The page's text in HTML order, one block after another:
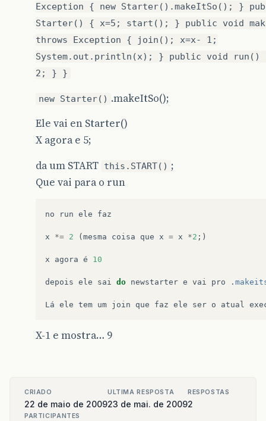
Exception { new Starter().makeItSo(); }
Starter() { x=5; start(); } public void
throws Exception { join(); x=x- 1;
System.out.println(x); } public void run()
2; } }
new Starter() .makeItSo();
Ele vai en Starter()
X agora e 5;
da um START this.START() ;
Que vai para o run
no run ele faz
x *= 2 ( mesma coisa que x = x *2 ;)
x agora é 10
depois ele sai do newstarter e vai pro .
Lá ele tem um join que faz ele ser o atual
X-1 e mostra… 9
CRIADO
22 de maio de 2009
ULTIMA RESPOSTA
23 de mai. de 2009
RESPOSTAS
2
PARTICIPANTES